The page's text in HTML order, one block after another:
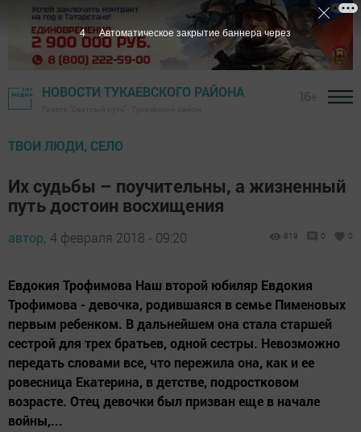
НОВОСТИ ТУКАЕВСКОГО РАЙОНА
ТВОИ ЛЮДИ, СЕЛО
Их судьбы – поучительны, а жизненный
путь достоин восхищения
автор, 4 февраля 2018 - 09:20 819 0 0
Евдокия Трофимова Наш второй юбиляр Евдокия
Трофимова - девочка, родившаяся в семье Пименовых
первым ребенком. В дальнейшем она стала старшей
сестрой для трех братьев, одной сестры. Невозможно
передать словами все, что пережила она, как и ее
ровесница Екатерина, в детстве, подростковом
возрасте. Отец девочки был призван еще в начале
войны,...
3 Автоматическое закрытие баннера через